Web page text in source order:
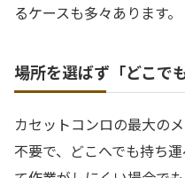
るケースも多々あります。
場所を選ばず「どこで
カセットコンロの最大の
不要で、どこへでも持ち